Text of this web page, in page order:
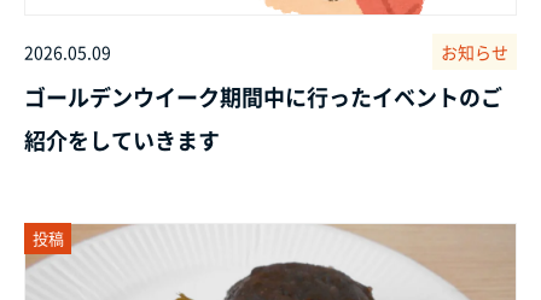
2026.05.09 お知らせ
ゴールデンウイーク期間中に行ったイベントのご
紹介をしていきます
投稿